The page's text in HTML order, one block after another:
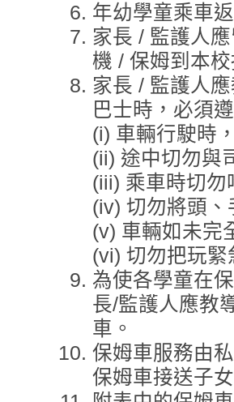
年幼學童乘車
家長 / 監護人
機 / 保姆到本
家長 / 監護人
巴士時，必須
(i) 車輛行駛時
(ii) 途中切勿與
(iii) 乘車時切勿
(iv) 切勿將頭
(v) 車輛如未完
(vi) 切勿把玩
為使各學童在
長/監護人應教
車。
保姆車服務由
保姆車接送子